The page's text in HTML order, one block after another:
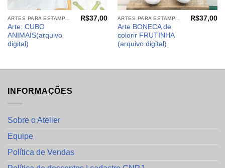
Arte: CUBO
ANIMAIS(arquivo
digital)
R$37,00
Arte BONECA de
colorir FRUTINHA
(arquivo digital)
R$37,00
INFORMAÇÕES
Sobre o Atelier
Equipe
Política de Vendas